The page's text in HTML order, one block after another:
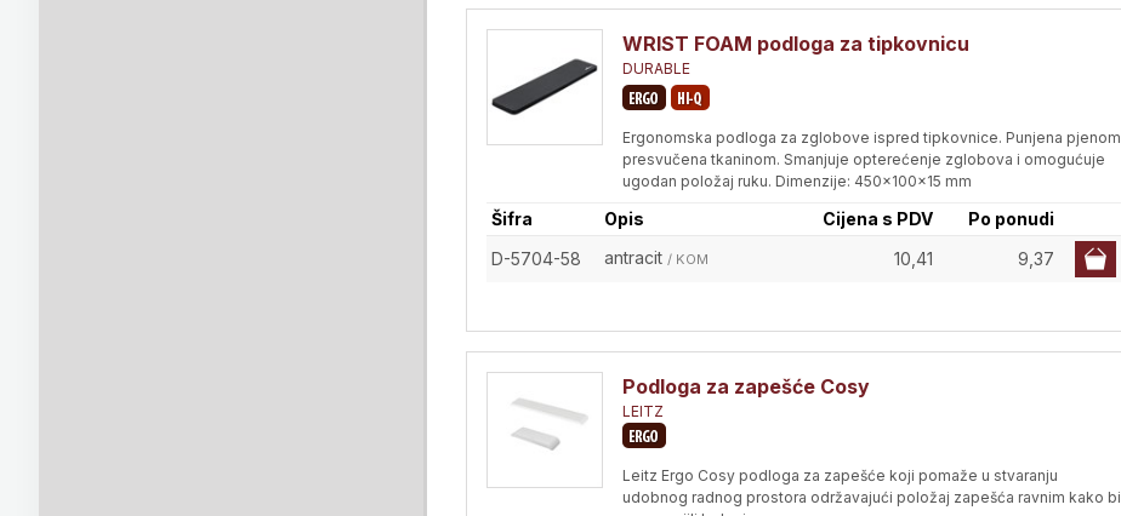
WRIST FOAM podloga za tipkovnicu
DURABLE
Ergonomska podloga za zglobove ispred tipkovnice. Punjena pjenom
presvučena tkaninom. Smanjuje opterećenje zglobova i omogućuje
ugodan položaj ruku. Dimenzije: 450x100x15 mm
Šifra Opis Cijena s PDV
Po ponudi
D-5704-58
antracit / KOM 10,41 9,37
Podloga za zapešće Cosy
LEITZ
Leitz Ergo Cosy podloga za zapešće koji pomaže u stvaranju
udobnog radnog prostora održavajući položaj zapešća ravnim kako bi